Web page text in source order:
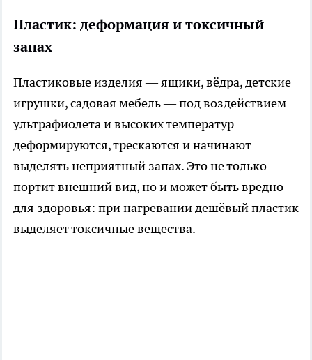
Пластик: деформация и токсичный
запах
Пластиковые изделия — ящики, вёдра, детские
игрушки, садовая мебель — под воздействием
ультрафиолета и высоких температур
деформируются, трескаются и начинают
выделять неприятный запах. Это не только
портит внешний вид, но и может быть вредно
для здоровья: при нагревании дешёвый пластик
выделяет токсичные вещества.